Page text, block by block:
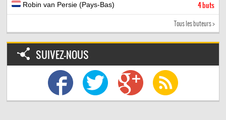
Robin van Persie (Pays-Bas) 4 buts
Tous les buteurs >
SUIVEZ-NOUS